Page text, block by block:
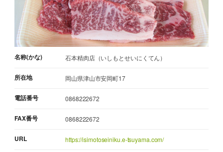
名称(かな) 石本精肉店（いしもとせいにくてん）
所在地 岡山県津山市安岡町17
電話番号 0868222672
FAX番号 0868222672
URL https://isimotoseiniku.e-tsuyama.com/